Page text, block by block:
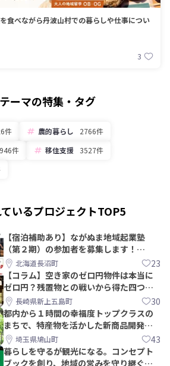
食べながら丹波山村での暮らしや仕事につい
3
ーマの特集・タグ
件 農的暮らし
2766件
件 移住支援 3527件
いるプロジェクトTOP5
【宿泊補助あり】ながぬま地域起業塾
（第２期）の参加者を募集します！
【8/21〆】
北海道長沼町 23
【コラム】空き家のゼロ円物件は本当に
ゼロ円？残置物との戦いから得た四つの
教訓｜新上五島町
長崎県新上五島町 30
都内から１時間の幸福度トップクラスの
まちで、特産物を活かした新商品開発＆
PRメンバー募集！
埼玉県鳩山町 43
暮らしを守るが観光になる。コンセプト
ブックを創り、地域の営みを守り継ぐ仲